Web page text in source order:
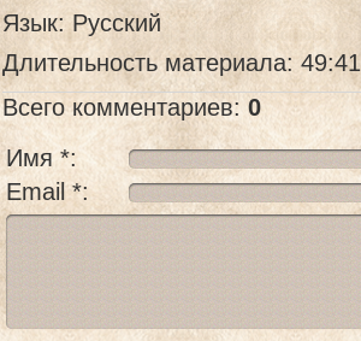
Язык: Русский
Длительность материала: 49:41
Всего комментариев: 0
Имя *:
Email *: